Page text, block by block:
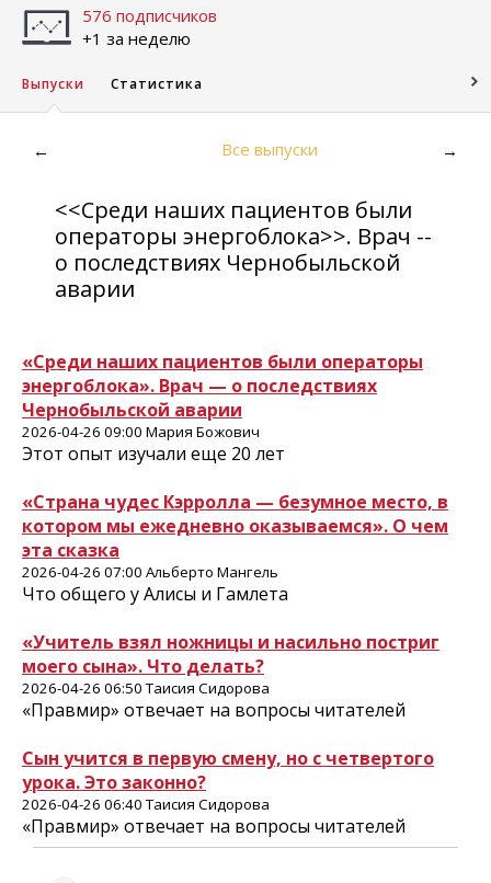
576 подписчиков
+1 за неделю
Выпуски Статистика
← Все выпуски →
<<Среди наших пациентов были
операторы энергоблока>>. Врач --
о последствиях Чернобыльской
аварии
«Среди наших пациентов были операторы
энергоблока». Врач — о последствиях
Чернобыльской аварии
2026-04-26 09:00 Мария Божович
Этот опыт изучали еще 20 лет
«Страна чудес Кэрролла — безумное место, в
котором мы ежедневно оказываемся». О чем
эта сказка
2026-04-26 07:00 Альберто Мангель
Что общего у Алисы и Гамлета
«Учитель взял ножницы и насильно постриг
моего сына». Что делать?
2026-04-26 06:50 Таисия Сидорова
«Правмир» отвечает на вопросы читателей
Сын учится в первую смену, но с четвертого
урока. Это законно?
2026-04-26 06:40 Таисия Сидорова
«Правмир» отвечает на вопросы читателей